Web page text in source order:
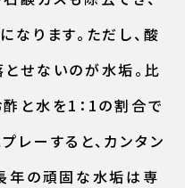
なります。ただし、酸
せないのが水垢。比
と水を1：1の割合で
レーすると、カンタン
年の頑固な水垢は専